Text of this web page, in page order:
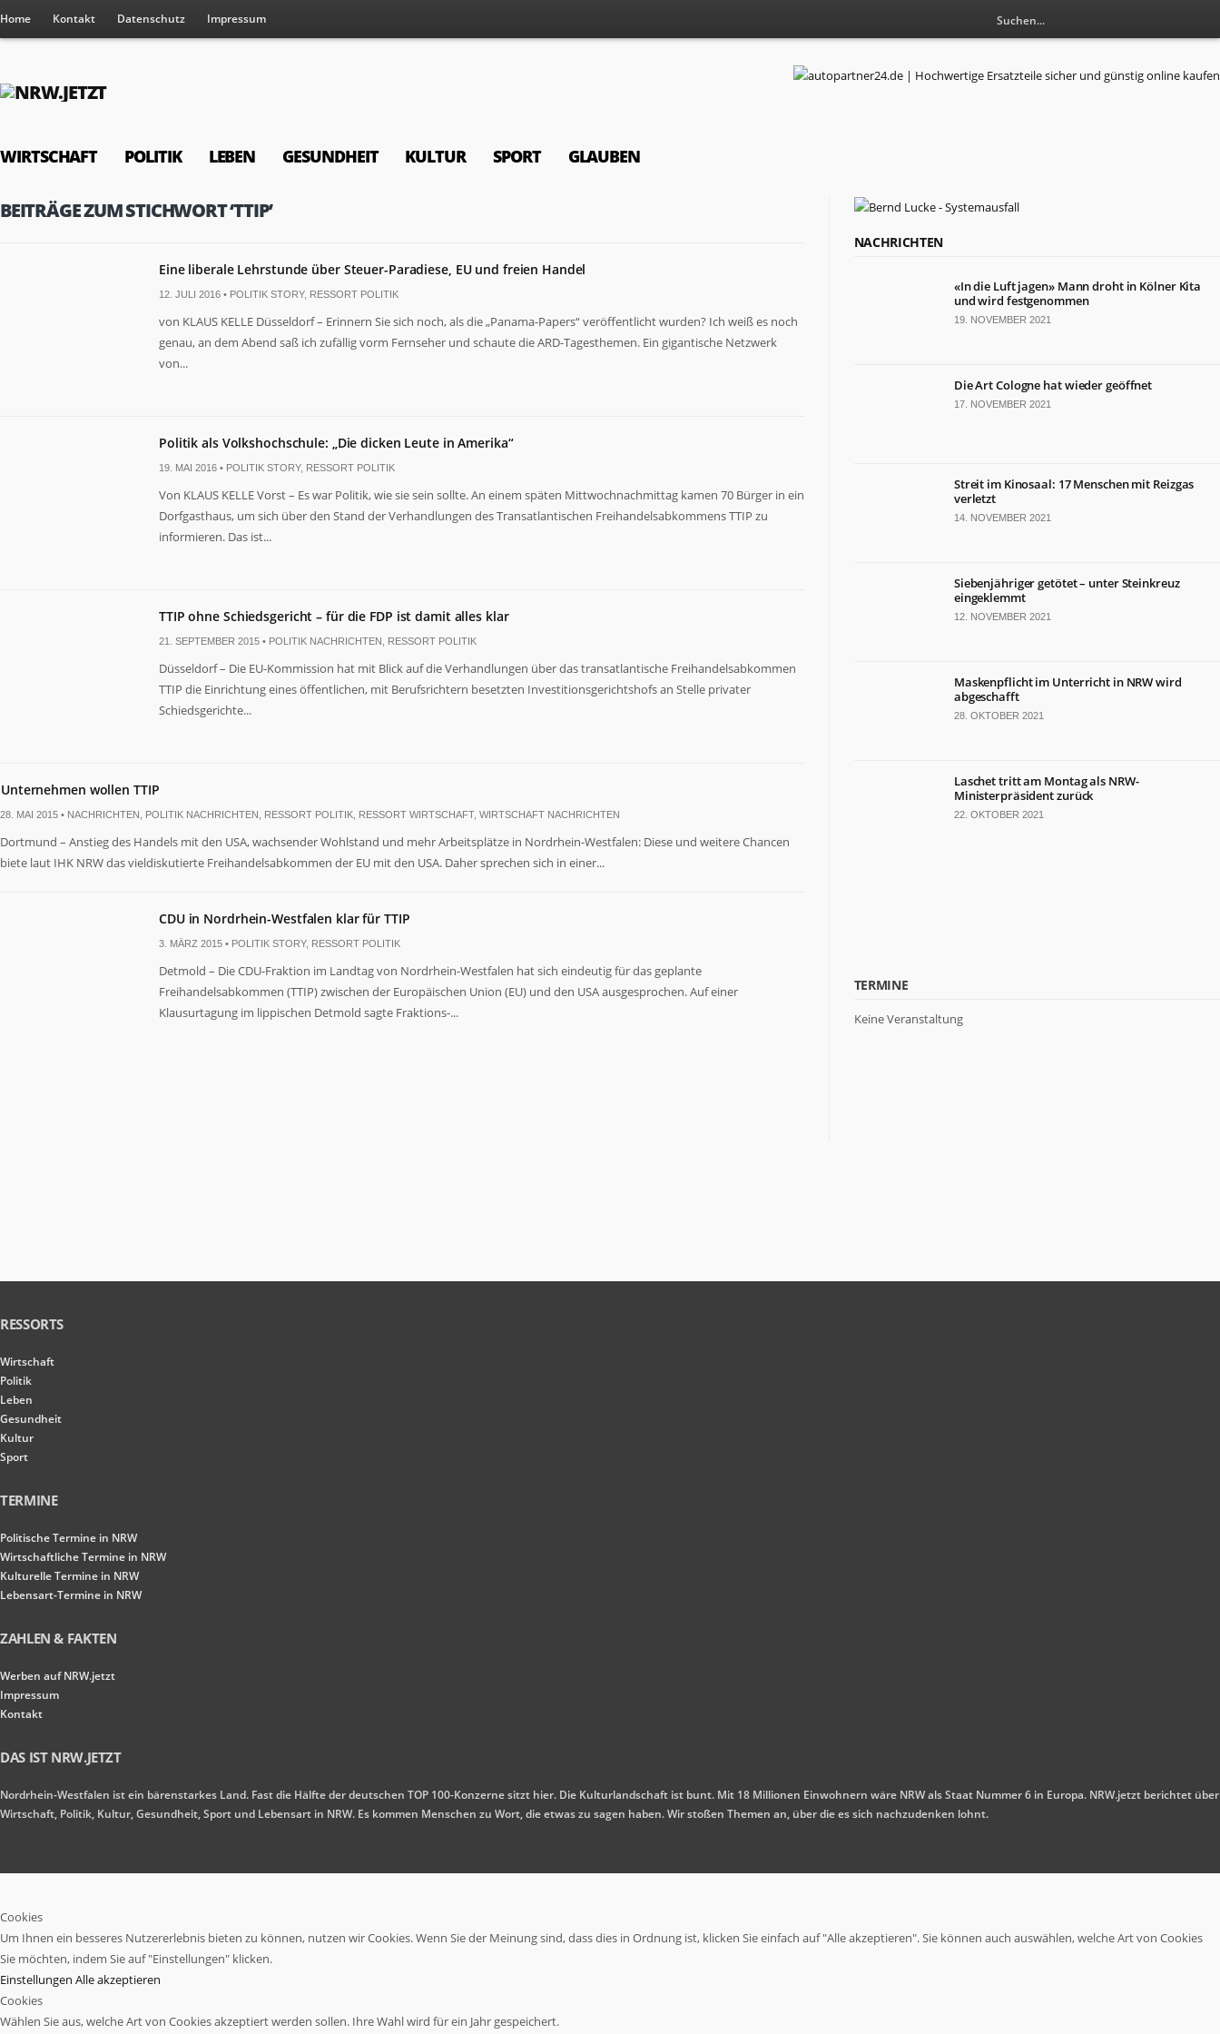
Home Kontakt Datenschutz Impressum
WIRTSCHAFT POLITIK LEBEN GESUNDHEIT KULTUR SPORT GLAUBEN
BEITRÄGE ZUM STICHWORT ‘TTIP’
Eine liberale Lehrstunde über Steuer-Paradiese, EU und freien Handel
12. JULI 2016 • POLITIK STORY, RESSORT POLITIK
von KLAUS KELLE Düsseldorf – Erinnern Sie sich noch, als die „Panama-Papers“ veröffentlicht wurden? Ich weiß es noch
genau, an dem Abend saß ich zufällig vorm Fernseher und schaute die ARD-Tagesthemen. Ein gigantische Netzwerk
von...
Politik als Volkshochschule: „Die dicken Leute in Amerika“
19. MAI 2016 • POLITIK STORY, RESSORT POLITIK
Von KLAUS KELLE Vorst – Es war Politik, wie sie sein sollte. An einem späten Mittwochnachmittag kamen 70 Bürger in ein
Dorfgasthaus, um sich über den Stand der Verhandlungen des Transatlantischen Freihandelsabkommens TTIP zu
informieren. Das ist...
TTIP ohne Schiedsgericht – für die FDP ist damit alles klar
21. SEPTEMBER 2015 • POLITIK NACHRICHTEN RESSORT POLITIK
Düsseldorf – Die EU-Kommission hat mit Blick auf die Verhandlungen über das transatlantische Freihandelsabkommen
TTIP die Einrichtung eines öffentlichen, mit Berufsrichtern besetzten Investitionsgerichtshofs an Stelle privater
Schiedsgerichte...
Unternehmen wollen TTIP
28. MAI 2015 • NACHRICHTEN POLITIK NACHRICHTEN RESSORT POLITIK RESSORT WIRTSCHAFT, WIRTSCHAFT NACHRICHTEN
Dortmund – Anstieg des Handels mit den USA, wachsender Wohlstand und mehr Arbeitsplätze in Nordrhein-Westfalen: Diese und weitere Chancen
biete laut IHK NRW das vieldiskutierte Freihandelsabkommen der EU mit den USA. Daher sprechen sich in einer...
CDU in Nordrhein-Westfalen klar für TTIP
3. MÄRZ 2015 • POLITIK STORY, RESSORT POLITIK
Detmold – Die CDU-Fraktion im Landtag von Nordrhein-Westfalen hat sich eindeutig für das geplante
Freihandelsabkommen (TTIP) zwischen der Europäischen Union (EU) und den USA ausgesprochen. Auf einer
Klausurtagung im lippischen Detmold sagte Fraktions-...
NACHRICHTEN
«In die Luft jagen» Mann droht in Kölner Kita
und wird festgenommen
19. NOVEMBER 2021
Die Art Cologne hat wieder geöffnet
17. NOVEMBER 2021
Streit im Kinosaal: 17 Menschen mit Reizgas
verletzt
14. NOVEMBER 2021
Siebenjähriger getötet – unter Steinkreuz
eingeklemmt
12. NOVEMBER 2021
Maskenpflicht im Unterricht in NRW wird
abgeschafft
28. OKTOBER 2021
Laschet tritt am Montag als NRW-
Ministerpräsident zurück
22. OKTOBER 2021
TERMINE
Keine Veranstaltung
RESSORTS
Wirtschaft
Politik
Leben
Gesundheit
Kultur
Sport
TERMINE
Politische Termine in NRW
Wirtschaftliche Termine in NRW
Kulturelle Termine in NRW
Lebensart-Termine in NRW
ZAHLEN & FAKTEN
Werben auf NRW.jetzt
Impressum
Kontakt
DAS IST NRW.JETZT
Nordrhein-Westfalen ist ein bärenstarkes Land. Fast die Hälfte der deutschen TOP 100-Konzerne sitzt hier. Die Kulturlandschaft ist bunt. Mit 18 Millionen Einwohnern wäre NRW als Staat Nummer 6 in Europa. NRW.jetzt berichtet über
Wirtschaft, Politik, Kultur, Gesundheit, Sport und Lebensart in NRW. Es kommen Menschen zu Wort, die etwas zu sagen haben. Wir stoßen Themen an, über die es sich nachzudenken lohnt.
Cookies
Um Ihnen ein besseres Nutzererlebnis bieten zu können, nutzen wir Cookies. Wenn Sie der Meinung sind, dass dies in Ordnung ist, klicken Sie einfach auf "Alle akzeptieren". Sie können auch auswählen, welche Art von Cookies
Sie möchten, indem Sie auf "Einstellungen" klicken.
Einstellungen Alle akzeptieren
Cookies
Wählen Sie aus, welche Art von Cookies akzeptiert werden sollen. Ihre Wahl wird für ein Jahr gespeichert.